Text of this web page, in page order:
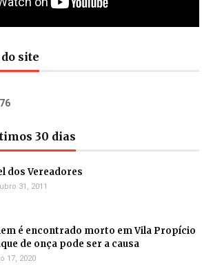
site
76
30 dias
dos Vereadores
31, 2011
é encontrado morto em Vila Propício
de onça pode ser a causa
17, 2020